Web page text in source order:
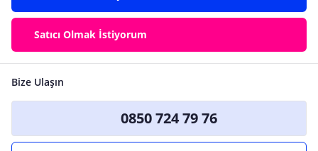
Satıcı Olmak İstiyorum
Bize Ulaşın
0850 724 79 76